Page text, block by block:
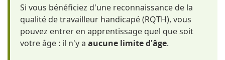
Si vous bénéficiez d'une reconnaissance de la
qualité de travailleur handicapé (RQTH), vous
pouvez entrer en apprentissage quel que soit
votre âge : il n'y a aucune limite d'âge.